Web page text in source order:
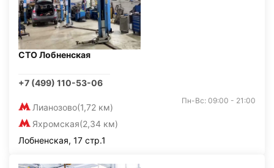
СТО Лобненская
+7 (499) 110-53-06
Лианозово(1,72 км)
Яхромская(2,34 км)
Пн-Вс: 09:00 - 21:00
Лобненская, 17 стр.1